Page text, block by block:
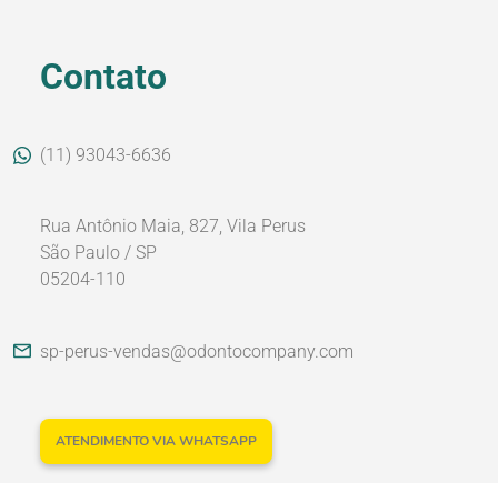
Contato
(11) 93043-6636
Rua Antônio Maia, 827, Vila Perus
São Paulo / SP
05204-110
sp-perus-vendas@odontocompany.com
ATENDIMENTO VIA WHATSAPP